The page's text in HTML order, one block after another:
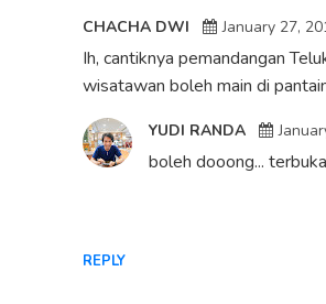
CHACHA DWI January 27,
Ih, cantiknya pemandangan
wisatawan boleh main di
REPLY
YUDI RANDA
boleh dooong...